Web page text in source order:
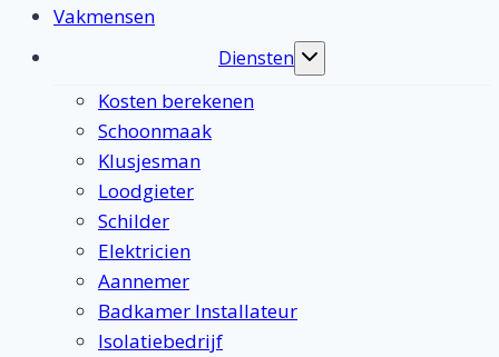
Vakmensen
Diensten
Toggle
Kosten berekenen
Schoonmaak
Klusjesman
Loodgieter
Schilder
Elektricien
Aannemer
Badkamer Installateur
Isolatiebedrijf